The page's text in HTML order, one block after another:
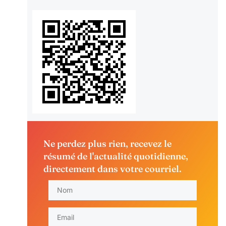
Ne perdez plus rien, recevez le
résumé de l'actualité quotidienne,
directement dans votre courriel.